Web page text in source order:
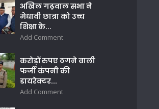
अखिल गढ़वाल सभा ने
मेधावी छात्रा को उच्च
शिक्षा के...
Add Comment
करोड़ों रुपए ठगने वाली
फर्जी कंपनी की
डायरेक्टर...
Add Comment